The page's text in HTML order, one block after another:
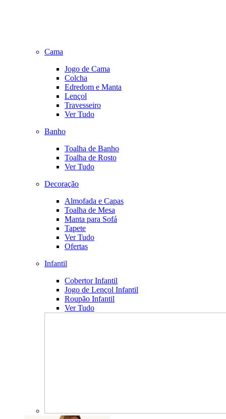
Cama
Jogo de Cama
Colcha
Edredom e Manta
Lençol
Travesseiro
Ver Tudo
Banho
Toalha de Banho
Toalha de Rosto
Ver Tudo
Decoração
Almofada e Capas
Toalha de Mesa
Manta para Sofá
Tapete
Ver Tudo
Ofertas
Infantil
Cobertor Infantil
Jogo de Lençol Infantil
Roupão Infantil
Ver Tudo